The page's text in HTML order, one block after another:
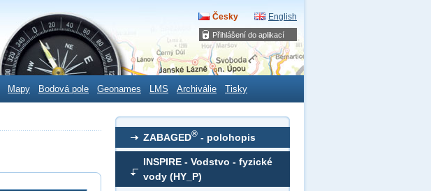
Přihlášení do aplikací
Česky English
Mapy Bodová pole Geonames LMS Archiválie Tisky
ZABAGED® - polohopis
INSPIRE - Vodstvo - fyzické
vody (HY_P)